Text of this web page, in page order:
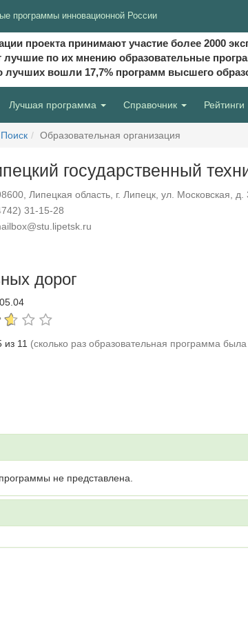
программы инновационной России
проекта принимают участие более 2000
по их мнению образовательные
лучших вошли 17,7% программ высшего
Лучшая программа Справочник Рейтинги
Поиск Образовательная организация
государственный
Липецкая область, г. Липецк, ул. Московская, д.
31-15-28
дорог
из 11 (сколько раз образовательная программа
не представлена.